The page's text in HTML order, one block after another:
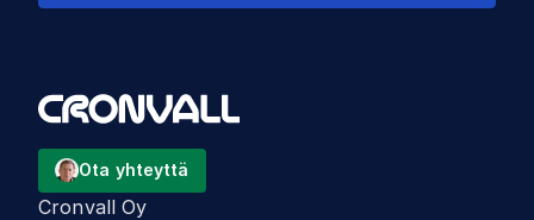
Ota yhteyttä
Cronvall Oy